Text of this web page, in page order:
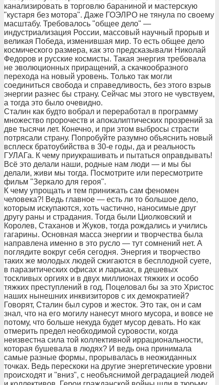
канализировать в торговлю бараниной и мастерскую
"кустаря без мотора". Даже ГОЭЛРО не тянула по своему
масштабу. Требовалось "общее дело" —
индустриализация России, массовый научный прорыв и
великая Победа, изменившая мир. То есть общее дело
космического размера, как это предсказывали Николай
Федоров и русские космисты. Такая энергия требовала
не эволюционных приращений, а скачкообразного
перехода на новый уровень. Только так могли
соединиться свобода и справедливость, без этого взрыв
энергии разнес бы страну. Сейчас мы этого не чувствуем,
а тогда это было очевидно.
Сталин как будто вобрал и переработал в программу
множество пророчеств и апокалиптических прозрений за
две тысячи лет. Конечно, и при этом выбросы страсти
потрясали страну. Попробуйте разумно объяснить новый
всплеск братоубийства в 30-е годы, да и реальность
ГУЛАГа. К чему приукрашивать и пытаться оправдывать!
Всё это делали наши, родные нам люди — и мы бы
делали, живи мы тогда. Посмотрите или пересмотрите
фильм "Зеркало для героя".
К чему упрощать и тем принижать сам феномен
человека?! Ведь главное — есть ли то большое дело,
которым искупаются, хоть частично, наносимые друг
другу раны и страдания. Тогда были Циолковский и
Королев, Стаханов и Жуков, тогда рождались и учились
гагарины. Основная масса энергии и творчества была
направлена именно в это русло — тут сомнений нет. А
поглядите вокруг себя сегодня. Энергия и творчество
таких же молодых людей сжигаются в бесплодной суете,
в паразитических офисах и ларьках, в дешевых
тоскливых оргиях и в двух миллионах тяжких и особо
тяжких преступлений в год. Поцеловал бы за это Христос
наших нынешних инквизиторов с их демократией?
Говорят, Сталин был суров и жесток. Это так, он и сам
знал, что на его могилу нанесут много мусора, и вовсе не
потому, что больше некуда будет мусор девать. Но как
отмерить предел необходимой суровости, когда
неизвестна сила той коллективной иррациональности,
которая бушевала в людях? И ведь она принимала
самые разные формы, прорывалась в неожиданных
точках. Ведь перескоки на другие энергетические уровни
происходят и "вниз", с необъяснимой деградацией людей